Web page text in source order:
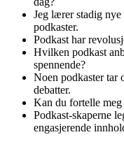
Jeg lærer stadig
podkaster.
Podkast har
Hvilken podkast
spennende?
Noen podkaster tar
debatter.
Kan du fortelle
Podkast-skaperne
engasjerende